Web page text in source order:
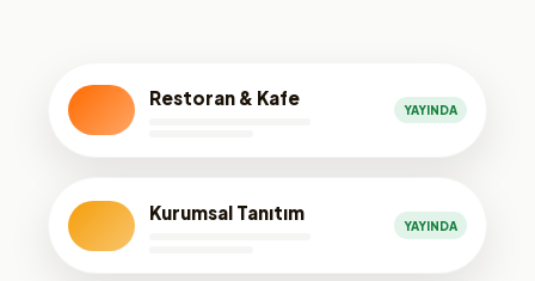
Restoran & Kafe
YAYINDA
Kurumsal Tanıtım
YAYINDA